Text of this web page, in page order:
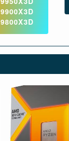
9900X3D
9800X3D